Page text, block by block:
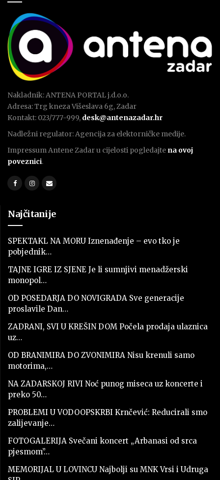
Nakladnik: ANTENA PORTAL j.d.o.o.
Adresa: Trg kneza Višeslava 6g, Zadar
Kontakt: 023/777-999, desk@antenazadar.hr
Nadležni regulator: Agencija za elektorničke medije.
Impressum Antene Zadar u cijelosti pogledajte na ovoj
poveznici.
Najčitanije
SPEKTAKL NA MORU Iznenađenje – evo tko je
pobjednik…
TAJNE IGRE IZ SJENE Je li sumnjivi menadžerski
monopol…
OD POSEDARJA DO NOVIGRADA Sve generacije
proslavile Dan…
ZADRANI, SVI U KREŠIN DOM Počela prodaja ulaznica
uz…
OD BRANIMIRA DO ZVONIMIRA Nisu krenuli samo
motorima,…
NA ZADARSKOJ RIVI Noć punog miseca uz koncerte i
preko 50…
PROBLEMI U VODOOPSKRBI Krnčević: Reducirali smo
zalijevanje…
FOTOGALERIJA Svečani koncert „Arbanasi od srca
pjesmom”…
MEMORIJAL U LOVINCU Najbolji su MNK Vrsi i Udruga